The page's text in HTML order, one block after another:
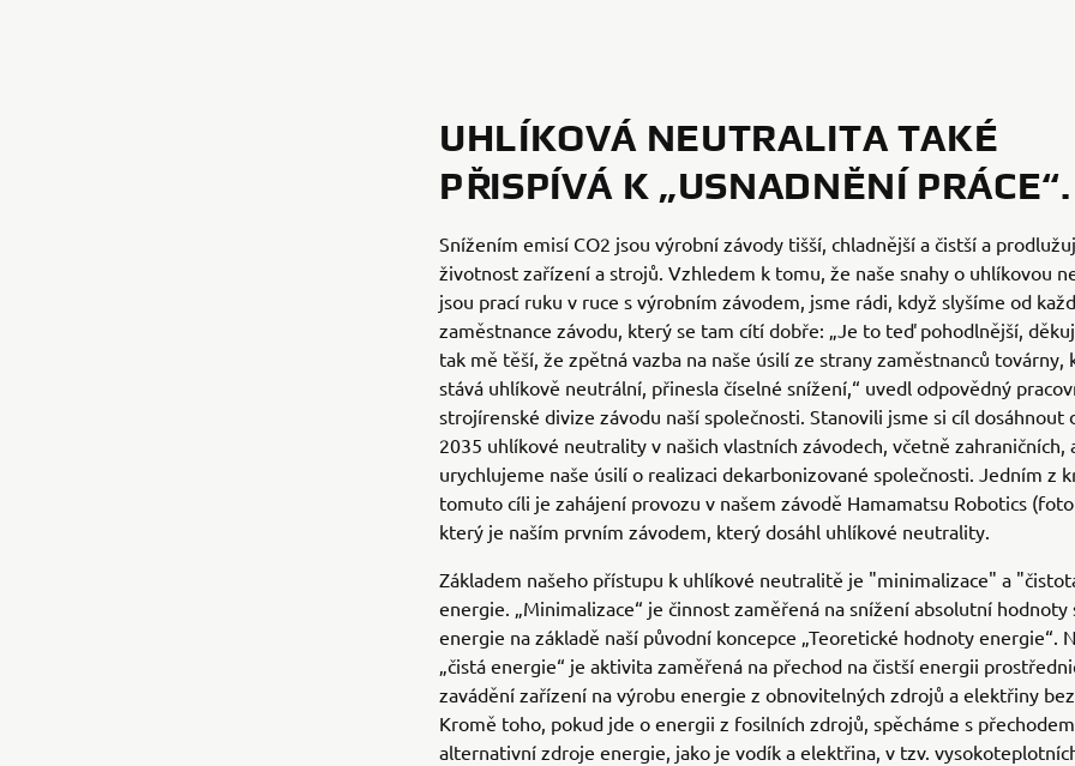
UHLÍKOVÁ NEUTRALITA TAKÉ
PŘISPÍVÁ K „USNADNĚNÍ PRÁCE“.
Snížením emisí CO2 jsou výrobní závody tišší, chladnější a čistší a
životnost zařízení a strojů. Vzhledem k tomu, že naše snahy o uhlíkovou
jsou prací ruku v ruce s výrobním závodem, jsme rádi, když slyšíme od
zaměstnance závodu, který se tam cítí dobře: „Je to teď pohodlnější,
tak mě těší, že zpětná vazba na naše úsilí ze strany zaměstnanců továrny,
stává uhlíkově neutrální, přinesla číselné snížení,“ uvedl odpovědný
strojírenské divize závodu naší společnosti. Stanovili jsme si cíl dosáhnout
2035 uhlíkové neutrality v našich vlastních závodech, včetně zahraničních,
urychlujeme naše úsilí o realizaci dekarbonizované společnosti. Jedním z
tomuto cíli je zahájení provozu v našem závodě Hamamatsu Robotics
který je naším prvním závodem, který dosáhl uhlíkové neutrality.
Základem našeho přístupu k uhlíkové neutralitě je "minimalizace" a
energie. „Minimalizace“ je činnost zaměřená na snížení absolutní hodnoty
energie na základě naší původní koncepce „Teoretické hodnoty energie“.
„čistá energie“ je aktivita zaměřená na přechod na čistší energii
zavádění zařízení na výrobu energie z obnovitelných zdrojů a elektřiny
Kromě toho, pokud jde o energii z fosilních zdrojů, spěcháme s
alternativní zdroje energie, jako je vodík a elektřina, v tzv.